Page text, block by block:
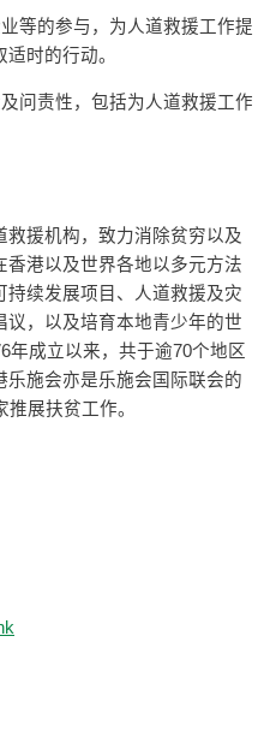
等的参与，为人道救援工作提
时的行动。
问责性，包括为人道救援工作
援机构，致力消除贫穷以及
港以及世界各地以多元方法
续发展项目、人道救援及灾
，以及培育本地青少年的世
年成立以来，共于逾70个地区
施会亦是乐施会国际联会的
展扶贫工作。